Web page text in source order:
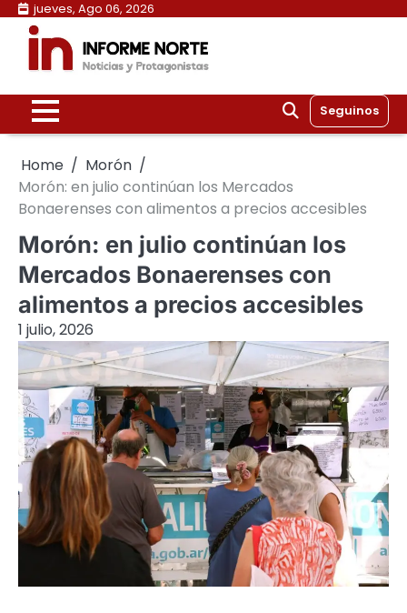
Skip
content
jueves, Ago 06, 2026
Seguinos
Home
Morón
Morón: en julio continúan los Mercados
Bonaerenses con alimentos a precios accesibles
Morón: en julio continúan los
Mercados Bonaerenses con
alimentos a precios accesibles
1 julio, 2026